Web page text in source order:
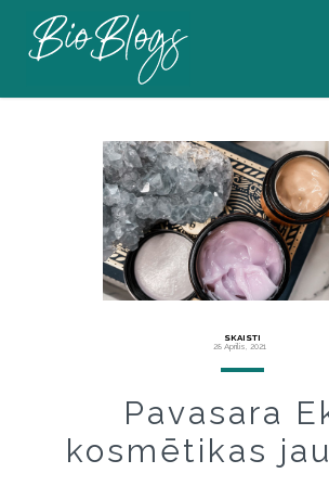
SKAISTI
28 Aprīlis, 2021
Pavasara
kosmētikas